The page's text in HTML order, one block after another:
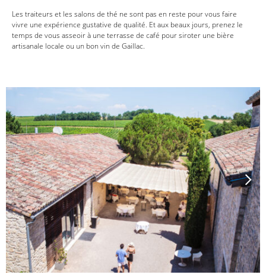
Les traiteurs et les salons de thé ne sont pas en reste pour vous faire
vivre une expérience gustative de qualité. Et aux beaux jours, prenez le
temps de vous asseoir à une terrasse de café pour siroter une bière
artisanale locale ou un bon vin de Gaillac.